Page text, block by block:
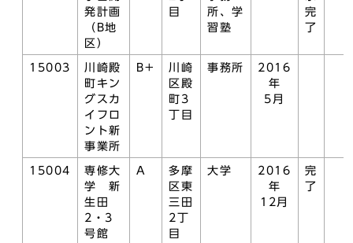
発計画
（B地
区）
目
所、学
習塾
完
了
15003
川崎殿
町キン
グスカ
イフロ
ント新
事業所
B+
川崎
区殿
町3
丁目
事務所
2016
年
5月
15004
専修大
学 新
生田
2・3
号館
A
多摩
区東
三田
2丁
目
大学
2016
年
12月
完
了